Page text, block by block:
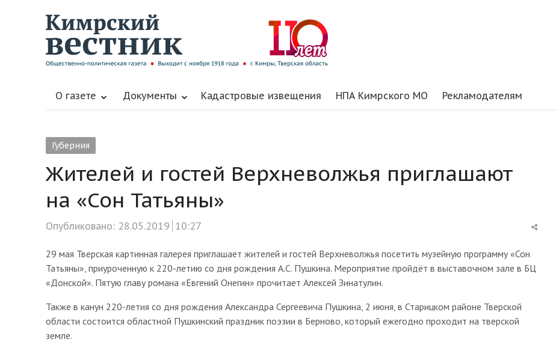
О газете Документы Кадастровые извещения НПА Кимрского МО Рекламодателям
Губерния
Жителей и гостей Верхневолжья приглашают
на «Сон Татьяны»
Опубликовано: 28.05.2019 10:27
Share
29 мая Тверская картинная галерея приглашает жителей и гостей Верхневолжья посетить музейную программу «Сон
Татьяны», приуроченную к 220-летию со дня рождения А.С. Пушкина. Мероприятие пройдёт в выставочном зале в БЦ
«Донской». Пятую главу романа «Евгений Онегин» прочитает Алексей Зинатулин.
Также в канун 220-летия со дня рождения Александра Сергеевича Пушкина, 2 июня, в Старицком районе Тверской
области состоится областной Пушкинский праздник поэзии в Берново, который ежегодно проходит на тверской
земле.